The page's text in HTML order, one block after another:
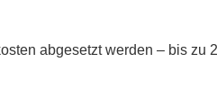
abgesetzt werden – bis zu